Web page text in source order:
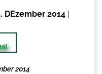
DEzember 2014
2014